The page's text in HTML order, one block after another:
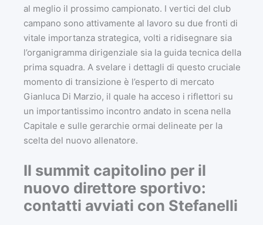
al meglio il prossimo campionato. I vertici del club
campano sono attivamente al lavoro su due fronti di
vitale importanza strategica, volti a ridisegnare sia
l’organigramma dirigenziale sia la guida tecnica della
prima squadra. A svelare i dettagli di questo cruciale
momento di transizione è l’esperto di mercato
Gianluca Di Marzio, il quale ha acceso i riflettori su
un importantissimo incontro andato in scena nella
Capitale e sulle gerarchie ormai delineate per la
scelta del nuovo allenatore.
Il summit capitolino per il
nuovo direttore sportivo:
contatti avviati con Stefanelli